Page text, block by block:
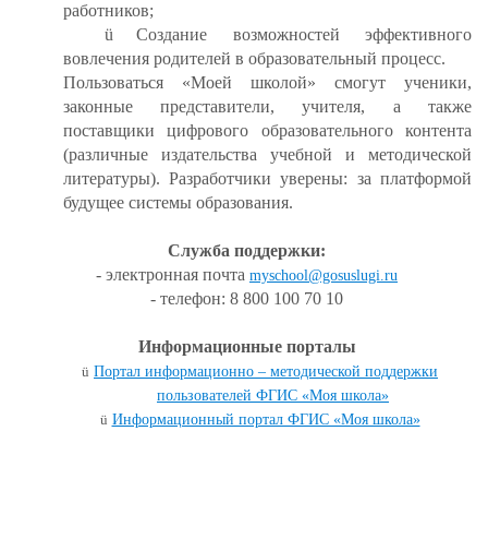
работников;
ü
Создание возможностей эффективного
вовлечения родителей в образовательный процесс.
Пользоваться «Моей школой» смогут ученики,
законные представители, учителя, а также
поставщики цифрового образовательного контента
(различные издательства учебной и методической
литературы). Разработчики уверены: за платформой
будущее системы образования.
Служба поддержки:
- электронная почта myschool@gosuslugi.ru
- телефон: 8 800 100 70 10
Информационные порталы
ü Портал информационно – методической поддержки
пользователей ФГИС «Моя школа»
ü Информационный портал ФГИС «Моя школа»